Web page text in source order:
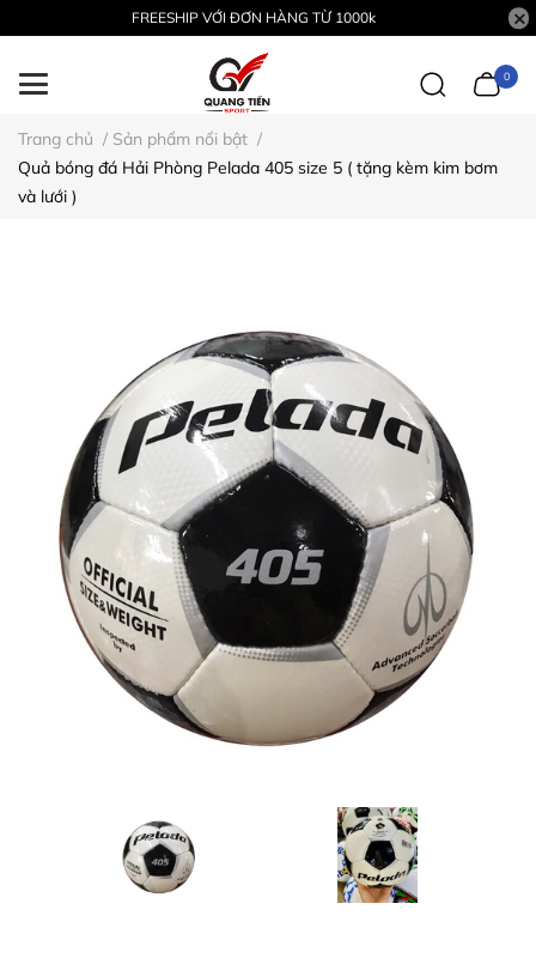
FREESHIP VỚI ĐƠN HÀNG TỪ 1000k
0
Trang chủ / Sản phẩm nổi bật /
Quả bóng đá Hải Phòng Pelada 405 size 5 ( tặng kèm kim bơm
và lưới )